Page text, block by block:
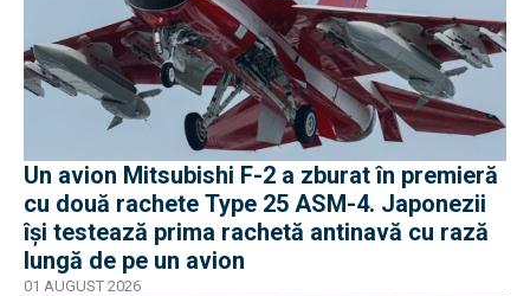
Un avion Mitsubishi F-2 a zburat în premieră
cu două rachete Type 25 ASM-4. Japonezii
își testează prima rachetă antinavă cu rază
lungă de pe un avion
01 AUGUST 2026